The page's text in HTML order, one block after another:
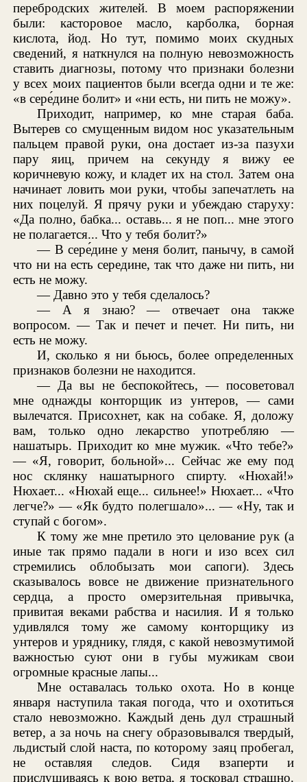
перебродских жителей. В моем распоряжении
были: касторовое масло, карболка, борная
кислота, йод. Но тут, помимо моих скудных
сведений, я наткнулся на полную невозможность
ставить диагнозы, потому что признаки болезни
у всех моих пациентов были всегда одни и те же:
«в сере́дине болит» и «ни есть, ни пить не можу».
Приходит, например, ко мне старая баба.
Вытерев со смущенным видом нос указательным
пальцем правой руки, она достает из-за пазухи
пару яиц, причем на секунду я вижу ее
коричневую кожу, и кладет их на стол. Затем она
начинает ловить мои руки, чтобы запечатлеть на
них поцелуй. Я прячу руки и убеждаю старуху:
«Да полно, бабка... оставь... я не поп... мне этого
не полагается... Что у тебя болит?»
— В сере́дине у меня болит, панычу, в самой
что ни на есть середине, так что даже ни пить, ни
есть не можу.
— Давно это у тебя сделалось?
— А я знаю? — отвечает она также
вопросом. — Так и печет и печет. Ни пить, ни
есть не можу.
И, сколько я ни бьюсь, более определенных
признаков болезни не находится.
— Да вы не беспокойтесь, — посоветовал
мне однажды конторщик из унтеров, — сами
вылечатся. Присохнет, как на собаке. Я, доложу
вам, только одно лекарство употребляю —
нашатырь. Приходит ко мне мужик. «Что тебе?»
— «Я, говорит, больной»... Сейчас же ему под
нос склянку нашатырного спирту. «Нюхай!»
Нюхает... «Нюхай еще... сильнее!» Нюхает... «Что
легче?» — «Як будто полегшало»... — «Ну, так и
ступай с богом».
К тому же мне претило это целование рук (а
иные так прямо падали в ноги и изо всех сил
стремились облобызать мои сапоги). Здесь
сказывалось вовсе не движение признательного
сердца, а просто омерзительная привычка,
привитая веками рабства и насилия. И я только
удивлялся тому же самому конторщику из
унтеров и уряднику, глядя, с какой невозмутимой
важностью суют они в губы мужикам свои
огромные красные лапы...
Мне оставалась только охота. Но в конце
января наступила такая погода, что и охотиться
стало невозможно. Каждый день дул страшный
ветер, а за ночь на снегу образовывался твердый,
льдистый слой наста, по которому заяц пробегал,
не оставляя следов. Сидя взаперти и
прислушиваясь к вою ветра, я тосковал страшно.